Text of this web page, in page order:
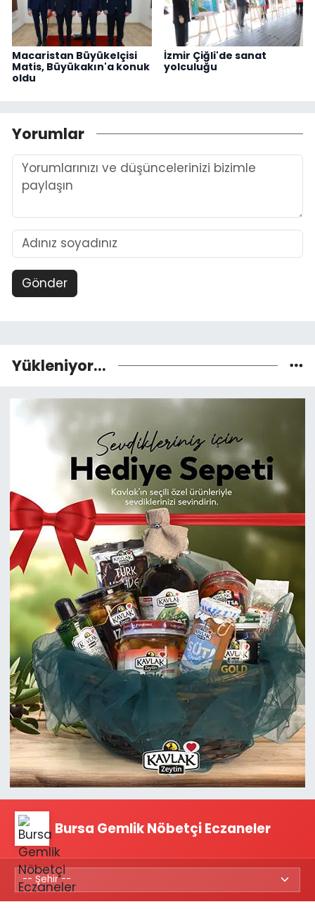
Macaristan Büyükelçisi
Matis, Büyükakın'a konuk
oldu
İzmir Çiğli'de sanat
yolculuğu
Yorumlar
Gönder
Yükleniyor...
Bursa Gemlik Nöbetçi Eczaneler